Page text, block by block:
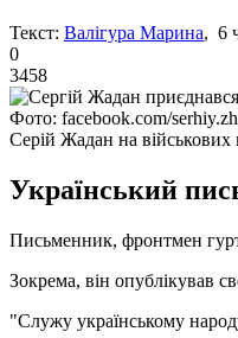
Текст: Валігура Марина, 6
0
3458
Фото: facebook.com/
Серій Жадан на військових
Український
Письменник, фронтмен
Зокрема, він опублікував
"Служу українському